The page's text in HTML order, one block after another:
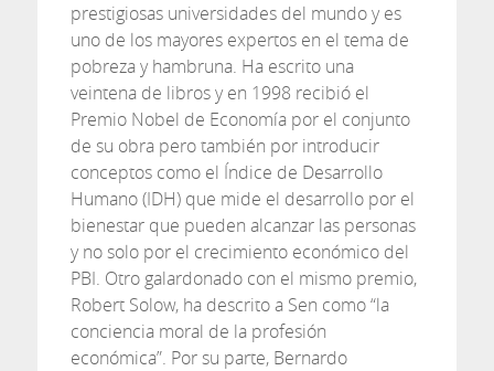
prestigiosas universidades del mundo y es
uno de los mayores expertos en el tema de
pobreza y hambruna. Ha escrito una
veintena de libros y en 1998 recibió el
Premio Nobel de Economía por el conjunto
de su obra pero también por introducir
conceptos como el Índice de Desarrollo
Humano (IDH) que mide el desarrollo por el
bienestar que pueden alcanzar las personas
y no solo por el crecimiento económico del
PBI. Otro galardonado con el mismo premio,
Robert Solow, ha descrito a Sen como “la
conciencia moral de la profesión
económica”. Por su parte, Bernardo